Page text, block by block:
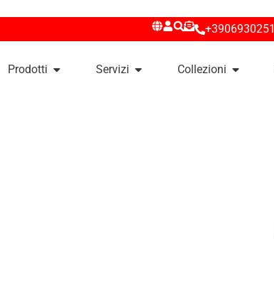
+3906930251
Prodotti Servizi Collezioni